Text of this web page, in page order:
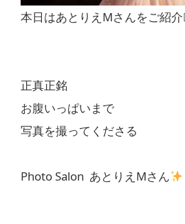
本日はあとりえMさんをご紹
正真正銘
お腹いっぱいまで
写真を撮ってくださる
Photo Salon あとりえMさん